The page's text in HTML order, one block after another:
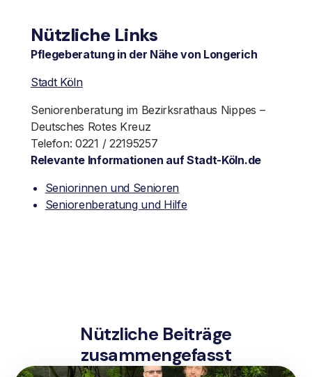
Nützliche Links
Pflegeberatung in der Nähe von Longerich
Stadt Köln
Seniorenberatung im Bezirksrathaus Nippes –
Deutsches Rotes Kreuz
Telefon: 0221 / 22195257
Relevante Informationen auf Stadt-Köln.de
Seniorinnen und Senioren
Seniorenberatung und Hilfe
Nützliche Beiträge
zusammengefasst